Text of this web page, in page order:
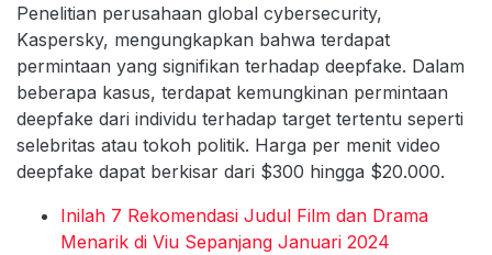
Penelitian perusahaan global cybersecurity,
Kaspersky, mengungkapkan bahwa terdapat
permintaan yang signifikan terhadap deepfake. Dalam
beberapa kasus, terdapat kemungkinan permintaan
deepfake dari individu terhadap target tertentu seperti
selebritas atau tokoh politik. Harga per menit video
deepfake dapat berkisar dari $300 hingga $20.000.
Inilah 7 Rekomendasi Judul Film dan Drama
Menarik di Viu Sepanjang Januari 2024